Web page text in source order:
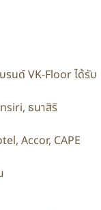
นด์ VK-Floor ได้รับ
ธนาสิริ
Accor, CAPE